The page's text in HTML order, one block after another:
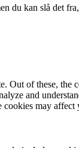
du kan slå det
of these, the
and
may